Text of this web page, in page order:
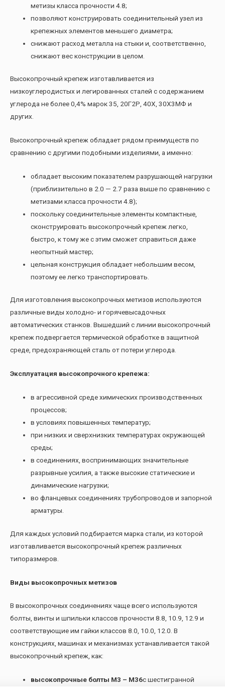
метизы класса прочности 4.8;
позволяют конструировать соединительный узел из
крепежных элементов меньшего диаметра;
снижают расход металла на стыки и, соответственно,
снижают вес конструкции в целом.
Высокопрочный крепеж изготавливается из
низкоуглеродистых и легированных сталей с содержанием
углерода не более 0,4% марок 35, 20Г2Р, 40Х, 30Х3МФ и
других.
Высокопрочный крепеж обладает рядом преимуществ по
сравнению с другими подобными изделиями, а именно:
обладает высоким показателем разрушающей нагрузки
(приблизительно в 2.0 — 2.7 раза выше по сравнению с
метизами класса прочности 4.8);
поскольку соединительные элементы компактные,
сконструировать высокопрочный крепеж легко,
быстро, к тому же с этим сможет справиться даже
неопытный мастер;
цельная конструкция обладает небольшим весом,
поэтому ее легко транспортировать.
Для изготовления высокопрочных метизов используются
различные виды холодно- и горячевысадочных
автоматических станков. Вышедший с линии высокопрочный
крепеж подвергается термической обработке в защитной
среде, предохраняющей сталь от потери углерода.
Эксплуатация высокопрочного крепежа:
в агрессивной среде химических производственных
процессов;
в условиях повышенных температур;
при низких и сверхнизких температурах окружающей
среды;
в соединениях, воспринимающих значительные
разрывные усилия, а также высокие статические и
динамические нагрузки;
во фланцевых соединениях трубопроводов и запорной
арматуры.
Для каждых условий подбирается марка стали, из которой
изготавливается высокопрочный крепеж различных
типоразмеров.
Виды высокопрочных метизов
В высокопрочных соединениях чаще всего используются
болты, винты и шпильки классов прочности 8.8, 10.9, 12.9 и
соответствующие им гайки классов 8.0, 10.0, 12.0. В
конструкциях, машинах и механизмах устанавливается такой
высокопрочный крепеж, как:
высокопрочные болты М3 – М36с шестигранной